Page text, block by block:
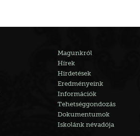
Magunkról
Hírek
Hirdetések
Eredményeink
Információk
Tehetséggondozás
Dokumentumok
Iskolánk névadója